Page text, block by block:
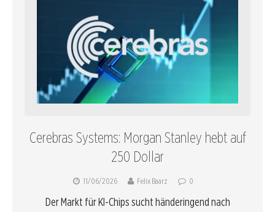
Cerebras Systems: Morgan Stanley hebt auf
250 Dollar
11/06/2026 Felix Baarz 0
Der Markt für KI-Chips sucht händeringend nach